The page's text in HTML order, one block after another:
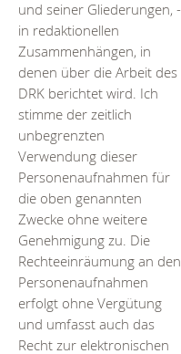
und seiner Gliederungen, -
in redaktionellen
Zusammenhängen, in
denen über die Arbeit des
DRK berichtet wird. Ich
stimme der zeitlich
unbegrenzten
Verwendung dieser
Personenaufnahmen für
die oben genannten
Zwecke ohne weitere
Genehmigung zu. Die
Rechteeinräumung an den
Personenaufnahmen
erfolgt ohne Vergütung
und umfasst auch das
Recht zur elektronischen